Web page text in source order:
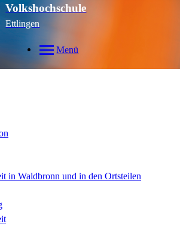
Volkshochschule
Ettlingen
Menü
in Waldbronn und in den Ortsteilen